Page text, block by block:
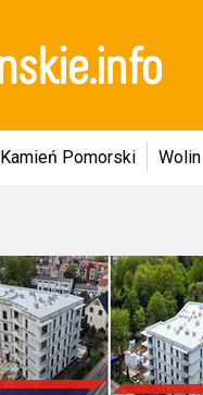
Kamień Pomorski Wolin